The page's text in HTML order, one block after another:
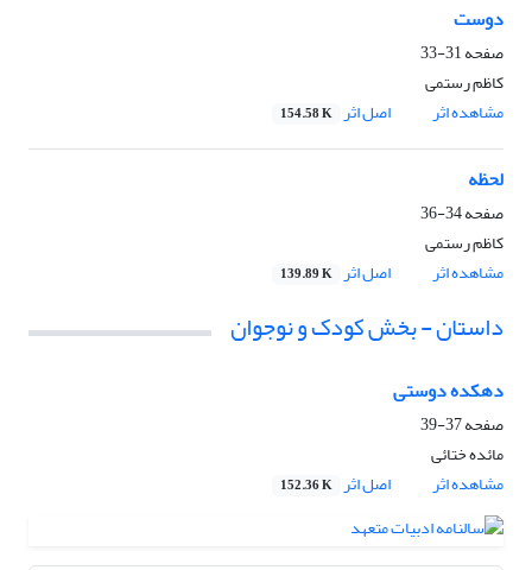
دوست
صفحه31-33
کاظم رستمی
مشاهده اثر
اصل اثر 154.58 K
لحظه
صفحه34-36
کاظم رستمی
مشاهده اثر
اصل اثر 139.89 K
داستان - بخش کودک و نوجوان
دهکده دوستی
صفحه37-39
مائده ختائی
مشاهده اثر
اصل اثر 152.36 K